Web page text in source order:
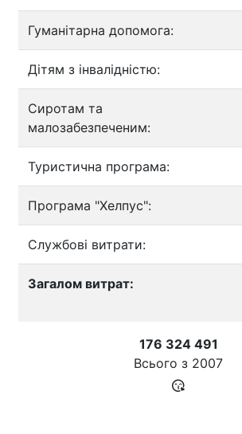
Гуманітарна допомога:
Дітям з інвалідністю:
Сиротам та
малозабезпеченим:
Туристична програма:
Програма "Хелпус":
Службові витрати:
Загалом витрат:
176 324 491
Всього з 2007